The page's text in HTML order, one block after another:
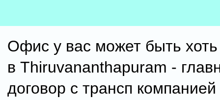
Офис у вас может быть
в Thiruvananthapuram -
договор с трансп